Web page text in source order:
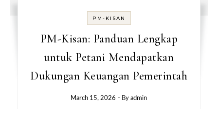
PM-KISAN
PM-Kisan: Panduan Lengkap
untuk Petani Mendapatkan
Dukungan Keuangan Pemerintah
March 15, 2026 - Byadmin